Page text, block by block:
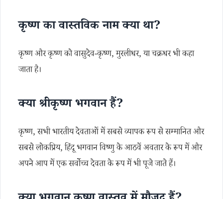
कृष्ण का वास्तविक नाम क्या था?
कृष्ण और कृष्ण को वासुदेव-कृष्ण, मुरलीधर, या चक्रधर भी कहा
जाता है।
क्या श्रीकृष्ण भगवान हैं?
कृष्ण, सभी भारतीय देवताओं में सबसे व्यापक रूप से सम्मानित और
सबसे लोकप्रिय, हिंदू भगवान विष्णु के आठवें अवतार के रूप में और
अपने आप में एक सर्वोच्च देवता के रूप में भी पूजे जाते हैं।